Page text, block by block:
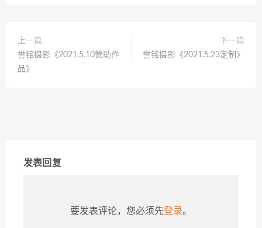
上一篇
誉铭摄影《2021.5.10赞助作
品》
下一篇
誉铭摄影《2021.5.23定制》
发表回复
要发表评论，您必须先登录。